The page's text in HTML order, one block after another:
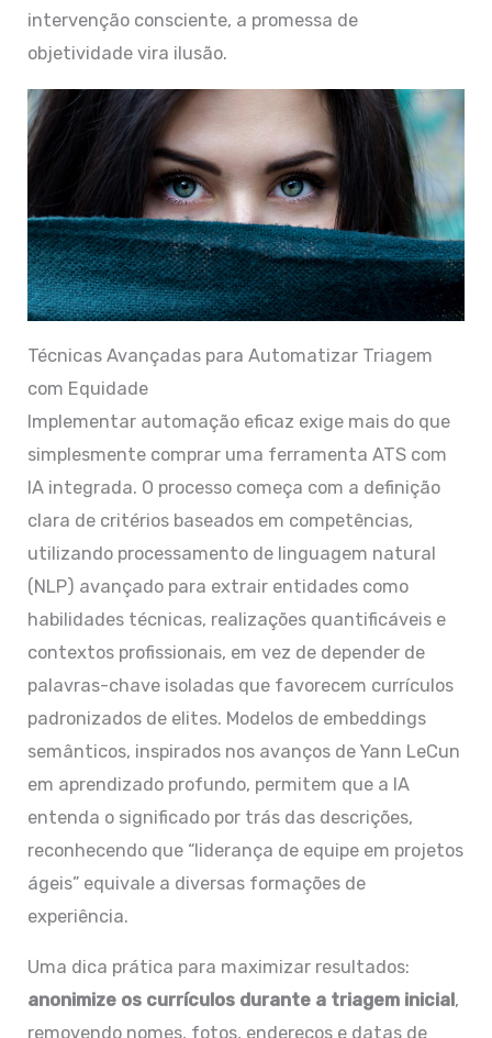
intervenção consciente, a promessa de
objetividade vira ilusão.
Técnicas Avançadas para Automatizar Triagem
com Equidade
Implementar automação eficaz exige mais do que
simplesmente comprar uma ferramenta ATS com
IA integrada. O processo começa com a definição
clara de critérios baseados em competências,
utilizando processamento de linguagem natural
(NLP) avançado para extrair entidades como
habilidades técnicas, realizações quantificáveis e
contextos profissionais, em vez de depender de
palavras-chave isoladas que favorecem currículos
padronizados de elites. Modelos de embeddings
semânticos, inspirados nos avanços de Yann LeCun
em aprendizado profundo, permitem que a IA
entenda o significado por trás das descrições,
reconhecendo que “liderança de equipe em projetos
ágeis” equivale a diversas formações de
experiência.
Uma dica prática para maximizar resultados:
anonimize os currículos durante a triagem inicial,
removendo nomes, fotos, endereços e datas de